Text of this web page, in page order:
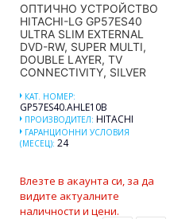
ОПТИЧНО УСТРОЙСТВО
HITACHI-LG GP57ES40
ULTRA SLIM EXTERNAL
DVD-RW, SUPER MULTI,
DOUBLE LAYER, TV
CONNECTIVITY, SILVER
КАТ. НОМЕР:
GP57ES40.AHLE10B
ПРОИЗВОДИТЕЛ: HITACHI
ГАРАНЦИОННИ УСЛОВИЯ
(МЕСЕЦ): 24
Влезте в акаунта си, за да
видите актуалните
наличности и цени.